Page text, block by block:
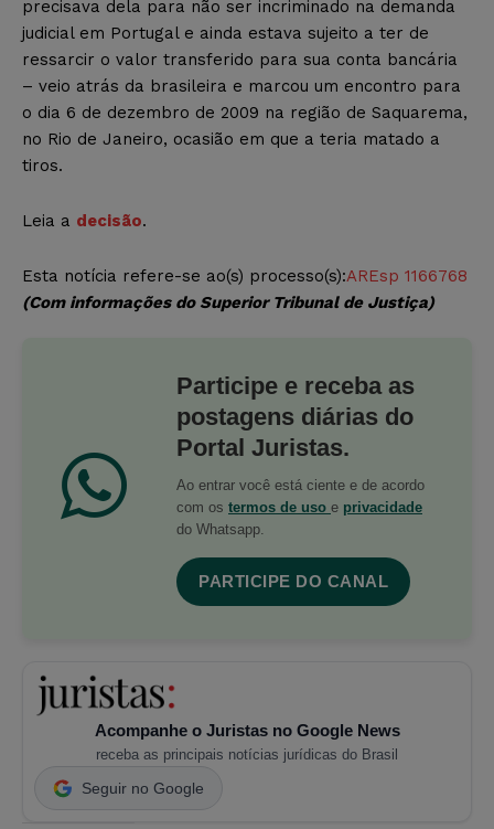
precisava dela para não ser incriminado na demanda
judicial em Portugal e ainda estava sujeito a ter de
ressarcir o valor transferido para sua conta bancária
– veio atrás da brasileira e marcou um encontro para
o dia 6 de dezembro de 2009 na região de Saquarema,
no Rio de Janeiro, ocasião em que a teria matado a
tiros.
Leia a decisão.
Esta notícia refere-se ao(s) processo(s):AREsp 1166768
(Com informações do Superior Tribunal de Justiça)
Participe e receba as
postagens diárias do
Portal Juristas.
Ao entrar você está ciente e de acordo
com os termos de uso e privacidade
do Whatsapp.
PARTICIPE DO CANAL
Acompanhe o Juristas no Google News
receba as principais notícias jurídicas do Brasil
Seguir no Google